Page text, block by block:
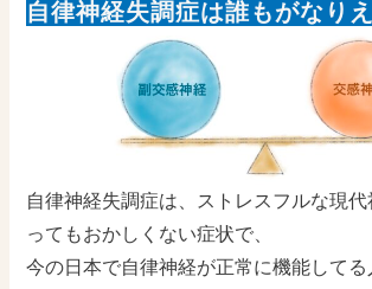
自律神経失調症は誰もがなり
自律神経失調症は、ストレスフルな現
ってもおかしくない症状で、
今の日本で自律神経が正常に機能してる